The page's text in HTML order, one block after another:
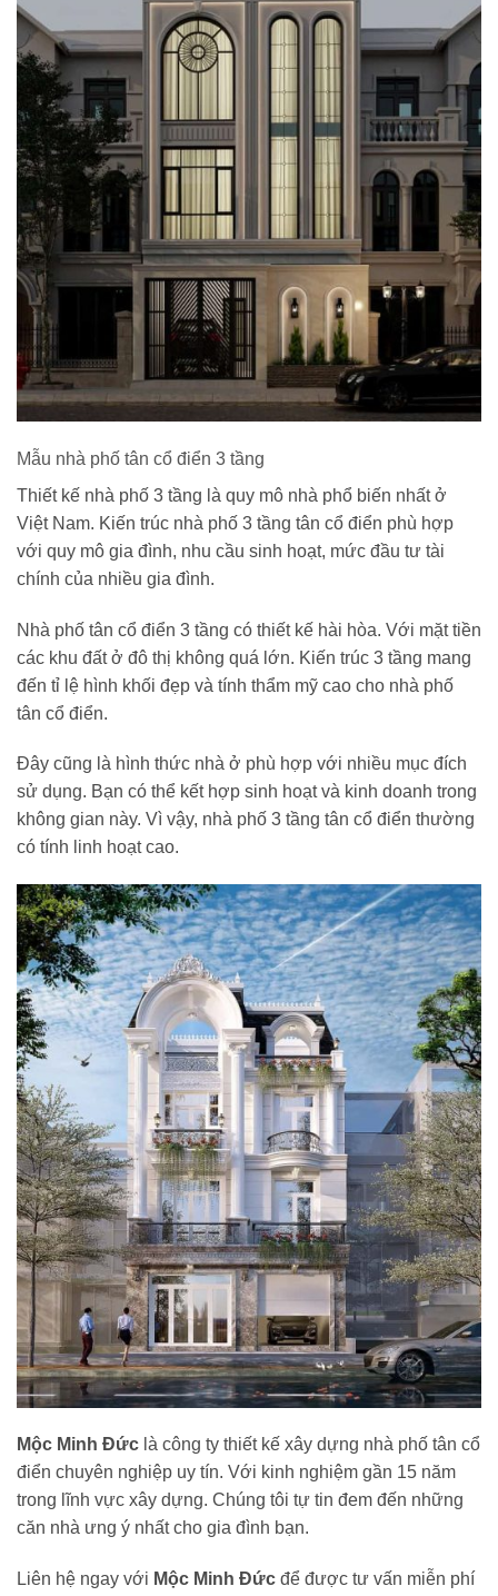
Mẫu nhà phố tân cổ điển 3 tầng
Thiết kế nhà phố 3 tầng là quy mô nhà phổ biến nhất ở
Việt Nam. Kiến trúc nhà phố 3 tầng tân cổ điển phù hợp
với quy mô gia đình, nhu cầu sinh hoạt, mức đầu tư tài
chính của nhiều gia đình.
Nhà phố tân cổ điển 3 tầng có thiết kế hài hòa. Với mặt tiền
các khu đất ở đô thị không quá lớn. Kiến trúc 3 tầng mang
đến tỉ lệ hình khối đẹp và tính thẩm mỹ cao cho nhà phố
tân cổ điển.
Đây cũng là hình thức nhà ở phù hợp với nhiều mục đích
sử dụng. Bạn có thể kết hợp sinh hoạt và kinh doanh trong
không gian này. Vì vậy, nhà phố 3 tầng tân cổ điển thường
có tính linh hoạt cao.
Mộc Minh Đức là công ty thiết kế xây dựng nhà phố tân cổ
điển chuyên nghiệp uy tín. Với kinh nghiệm gần 15 năm
trong lĩnh vực xây dựng. Chúng tôi tự tin đem đến những
căn nhà ưng ý nhất cho gia đình bạn.
Liên hệ ngay với Mộc Minh Đức để được tư vấn miễn phí